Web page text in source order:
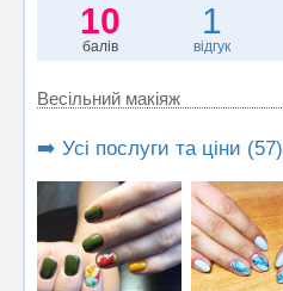
10
балів
1
відгук
Весільний макіяж
➡️ Усі послуги та ціни (57)